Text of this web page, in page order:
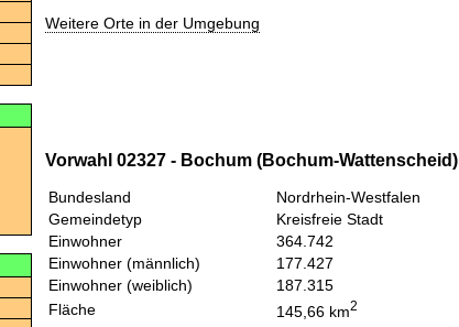
Weitere Orte in der Umgebung
Vorwahl 02327 - Bochum (Bochum-Wattenscheid)
Bundesland
Nordrhein-Westfalen
Gemeindetyp
Kreisfreie Stadt
Einwohner
364.742
Einwohner (männlich)
177.427
Einwohner (weiblich)
187.315
Fläche
145,66 km2